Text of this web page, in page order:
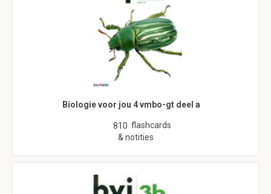
Biologie voor jou 4 vmbo-gt deel a
810 flashcards
& notities